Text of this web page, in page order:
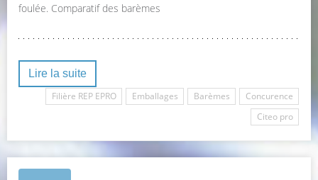
foulée. Comparatif des barèmes
Lire la suite
Filière REP EPRO
Emballages Barèmes
Concurence
Citeo pro